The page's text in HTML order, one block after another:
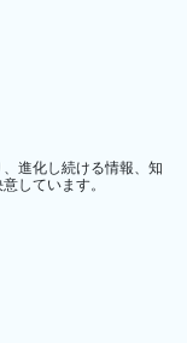
進化し続ける情報、知
しています。